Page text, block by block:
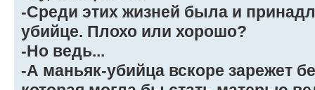
-Среди этих жизней была и
убийце. Плохо или хорошо?
-Но ведь...
-А маньяк-убийца вскоре зарежет